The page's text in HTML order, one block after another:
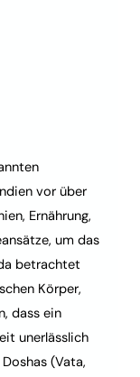
vor über
Ernährung,
um das
betrachtet
Körper,
dass ein
unerlässlich
Doshas (Vata,